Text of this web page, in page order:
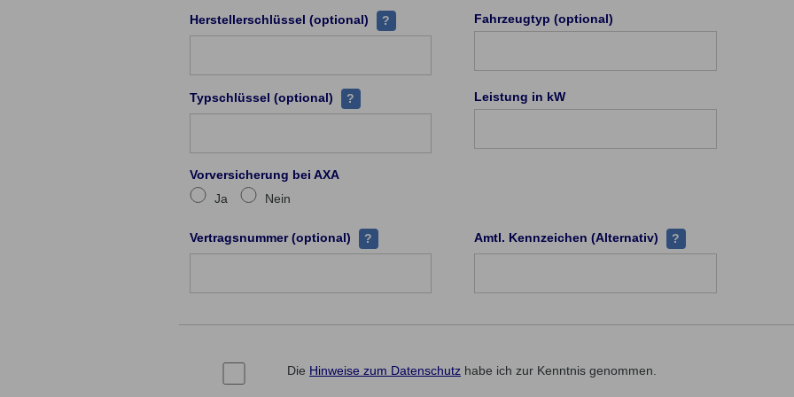
Herstellerschlüssel (optional) Zu jedem Hersteller existieren eindeutige Herstellerschlüssel-
? Fahrzeugtyp (optional)
Typschlüssel (optional) Jeder Fahrzeugtyp (PKW) hat eine eindeutige Typ-Schlüsselnummer
? Leistung in kW
Vorversicherung bei AXA
Ja
Nein
Vertragsnummer (optional) Ihre Vertrags-/Versicherungsscheinnummer finden Sie in Ihrem Vertrag
? Amtl. Kennzeichen (Alternativ) Alternativfeld, wenn
?
Die Hinweise zum Datenschutz habe ich zur Kenntnis genommen.